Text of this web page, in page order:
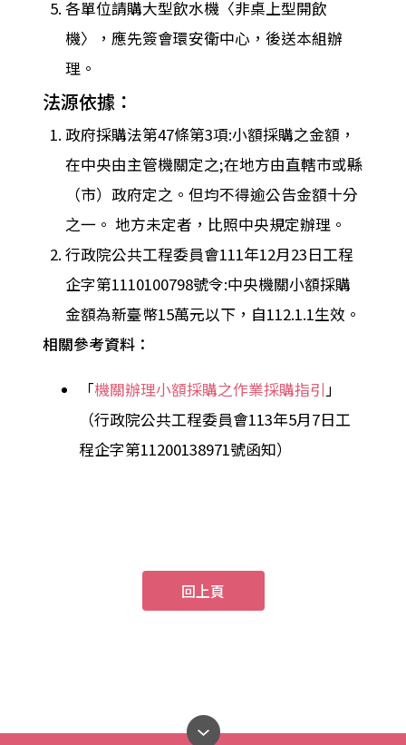
各單位請購大型飲水機〈非桌上型開飲
機〉，應先簽會環安衛中心，後送本組辦
理。
法源依據：
政府採購法第47條第3項:小額採購之金額，
在中央由主管機關定之;在地方由直轄市或縣
（市）政府定之。但均不得逾公告金額十分
之一。 地方未定者，比照中央規定辦理。
行政院公共工程委員會111年12月23日工程
企字第1110100798號令:中央機關小額採購
金額為新臺幣15萬元以下，自112.1.1生效。
相關參考資料：
「機關辦理小額採購之作業採購指引 」
（行政院公共工程委員會113年5月7日工
程企字第11200138971號函知）
回上頁